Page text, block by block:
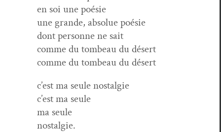
en soi une poésie
une grande, absolue poésie
dont per­son­ne ne sait
comme du tombeau du désert
comme du tombeau du désert
c’est ma seule nostalgie
c’est ma seule
ma seule
nostalgie.